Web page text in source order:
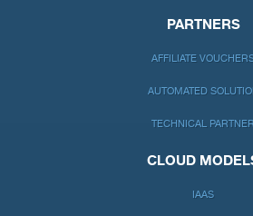
PARTNERS
AFFILIATE
AUTOMATED
TECHNICAL PARTNER
CLOUD
IAAS